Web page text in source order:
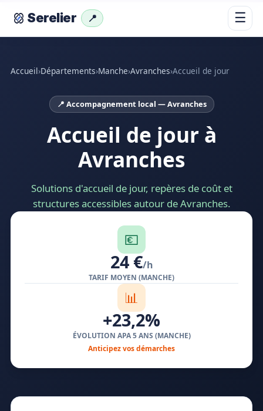
Serelier 📍 ☰
Accueil›Départements›Manche›Avranches›Accueil de jour
📍 Accompagnement local — Avranches
Accueil de jour à
Avranches
Solutions d'accueil de jour, repères de coût et
structures accessibles autour de Avranches.
💶
24 €/h
TARIF MOYEN (MANCHE)
📊
+23,2%
ÉVOLUTION APA 5 ANS (MANCHE)
Anticipez vos démarches